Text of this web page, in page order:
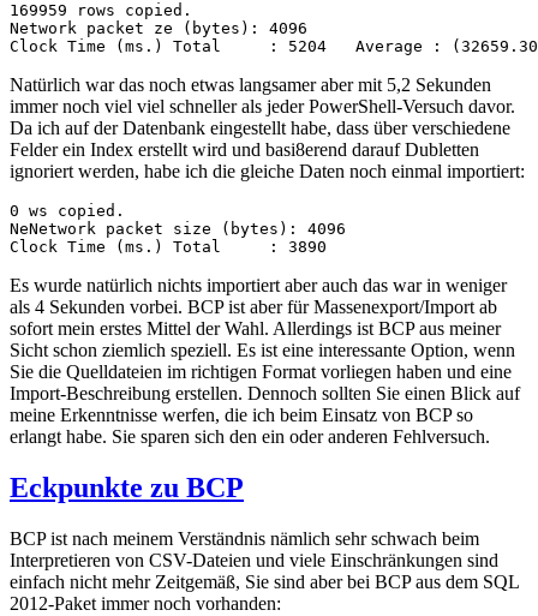
169959 rows copied.
Network packet ze (bytes): 4096
Clock Time (ms.) Total     : 5204   Average :
Natürlich war das noch etwas langsamer aber mit 5,2 Sekunden
immer noch viel viel schneller als jeder PowerShell-Versuch davor.
Da ich auf der Datenbank eingestellt habe, dass über verschiedene
Felder ein Index erstellt wird und basi8erend darauf Dubletten
ignoriert werden, habe ich die gleiche Daten noch einmal importiert:
0 ws copied.
NeNetwork packet size (bytes): 4096
Clock Time (ms.) Total     : 3890
Es wurde natürlich nichts importiert aber auch das war in weniger
als 4 Sekunden vorbei. BCP ist aber für Massenexport/Import ab
sofort mein erstes Mittel der Wahl. Allerdings ist BCP aus meiner
Sicht schon ziemlich speziell. Es ist eine interessante Option, wenn
Sie die Quelldateien im richtigen Format vorliegen haben und eine
Import-Beschreibung erstellen. Dennoch sollten Sie einen Blick auf
meine Erkenntnisse werfen, die ich beim Einsatz von BCP so
erlangt habe. Sie sparen sich den ein oder anderen Fehlversuch.
Eckpunkte zu BCP
BCP ist nach meinem Verständnis nämlich sehr schwach beim
Interpretieren von CSV-Dateien und viele Einschränkungen sind
einfach nicht mehr Zeitgemäß, Sie sind aber bei BCP aus dem SQL
2012-Paket immer noch vorhanden: